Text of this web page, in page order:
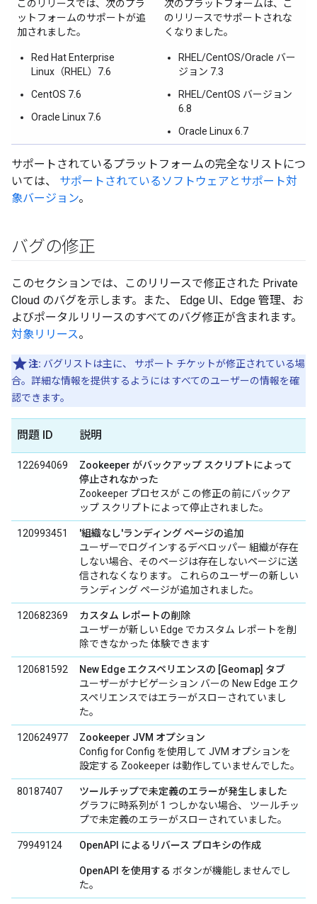
このリリースでは、次のプラ
ットフォームのサポートが追
加されました。
Red Hat Enterprise
Linux（RHEL）7.6
CentOS 7.6
Oracle Linux 7.6
次のプラットフォームは、こ
のリリースでサポートされな
くなりました。
RHEL/CentOS/Oracle バー
ジョン 7.3
RHEL/CentOS バージョン
6.8
Oracle Linux 6.7
サポートされているプラットフォームの完全なリストにつ
いては、 サポートされているソフトウェアとサポート対
象バージョン。
バグの修正
このセクションでは、このリリースで修正された Private
Cloud のバグを示します。また、 Edge UI、Edge 管理、お
よびポータルリリースのすべてのバグ修正が含まれます。
対象リリース。
注: バグリストは主に、 サポート チケットが修正されている場
合。詳細な情報を提供するようには すべてのユーザーの情報を確
認できます。
問題 ID 説明
122694069
Zookeeper がバックアップ スクリプトによって
停止されなかった
Zookeeper プロセスが この修正の前にバックア
ップ スクリプトによって停止されました。
120993451
'組織なし'ランディング ページの追加
ユーザーでログインするデベロッパー 組織が存在
しない場合、そのページは存在しないページに送
信されなくなります。 これらのユーザーの新しい
ランディング ページが追加されました。
120682369
カスタム レポートの削除
ユーザーが新しい Edge でカスタム レポートを削
除できなかった 体験できます
120681592
New Edge エクスペリエンスの [Geomap] タブ
ユーザーがナビゲーション バーの New Edge エク
スペリエンスではエラーがスローされていまし
た。
120624977
Zookeeper JVM オプション
Config for Config を使用して JVM オプションを
設定する Zookeeper は動作していませんでした。
80187407
ツールチップで未定義のエラーが発生しました
グラフに時系列が 1 つしかない場合、 ツールチッ
プで未定義のエラーがスローされていました。
79949124 OpenAPI によるリバース プロキシの作成
OpenAPI を使用する ボタンが機能しませんでし
た。